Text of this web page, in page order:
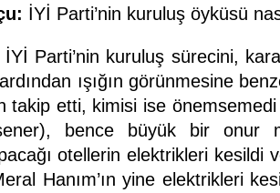
İYİ Parti’nin kuruluş öyküsü
İYİ Parti’nin kuruluş sürecini,
ışığın görünmesine
takip etti, kimisi ise
bence büyük bir onur
otellerin elektrikleri kesildi
Hanım’ın yine elektrikleri